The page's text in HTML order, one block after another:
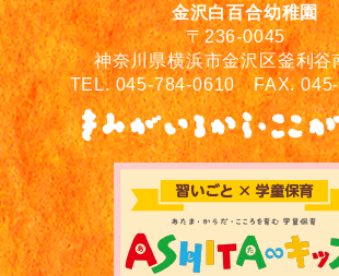
金沢白百合幼稚園
〒236-0045
神奈川県横浜市金沢区釜利谷
TEL. 045-784-0610 FAX.